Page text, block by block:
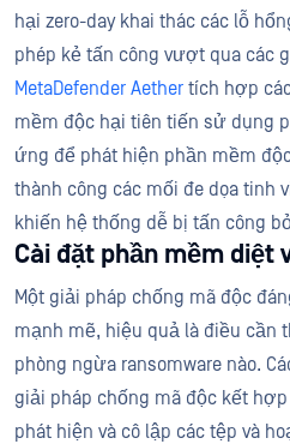
hại zero-day khai thác các lỗ
phép kẻ tấn công vượt qua các
MetaDefender Aether tích hợp
mềm độc hại tiên tiến sử dụng
ứng để phát hiện phần mềm
thành công các mối đe dọa tinh
khiến hệ thống dễ bị tấn công
Cài đặt phần mềm diệt
Một giải pháp chống mã độc
mạnh mẽ, hiệu quả là điều cần
phòng ngừa ransomware nào.
giải pháp chống mã độc kết
phát hiện và cô lập các tệp và